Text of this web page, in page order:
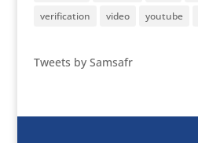
verification
video youtube
Tweets by Samsafr